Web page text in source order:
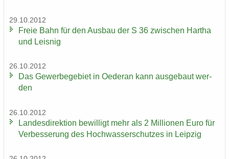
29.10.2012
Freie Bahn für den Aus­bau der S 36 zwi­schen Har­tha
und Leis­nig
26.10.2012
Das Ge­wer­be­ge­biet in Oe­der­an kann aus­ge­baut wer­
den
26.10.2012
Lan­des­di­rek­ti­on be­wil­ligt mehr als 2 Mil­lio­nen Euro für
Ver­bes­se­rung des Hoch­was­ser­schut­zes in Leip­zig